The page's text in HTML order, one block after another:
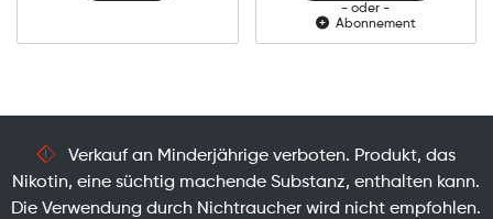
- oder -
Abonnement
Verkauf an Minderjährige verboten. Produkt, das
Nikotin, eine süchtig machende Substanz, enthalten kann.
Die Verwendung durch Nichtraucher wird nicht empfohlen.